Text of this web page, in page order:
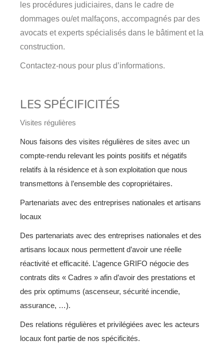
les procédures judiciaires, dans le cadre de
dommages ou/et malfaçons, accompagnés par des
avocats et experts spécialisés dans le bâtiment et la
construction.
Contactez-nous pour plus d’informations.
LES SPÉCIFICITÉS
Visites régulières
Nous faisons des visites régulières de sites avec un
compte-rendu relevant les points positifs et négatifs
relatifs à la résidence et à son exploitation que nous
transmettons à l’ensemble des copropriétaires.
Partenariats avec des entreprises nationales et artisans
locaux
Des partenariats avec des entreprises nationales et des
artisans locaux nous permettent d’avoir une réelle
réactivité et efficacité. L’agence GRIFO négocie des
contrats dits « Cadres » afin d’avoir des prestations et
des prix optimums (ascenseur, sécurité incendie,
assurance, …).
Des relations régulières et privilégiées avec les acteurs
locaux font partie de nos spécificités.